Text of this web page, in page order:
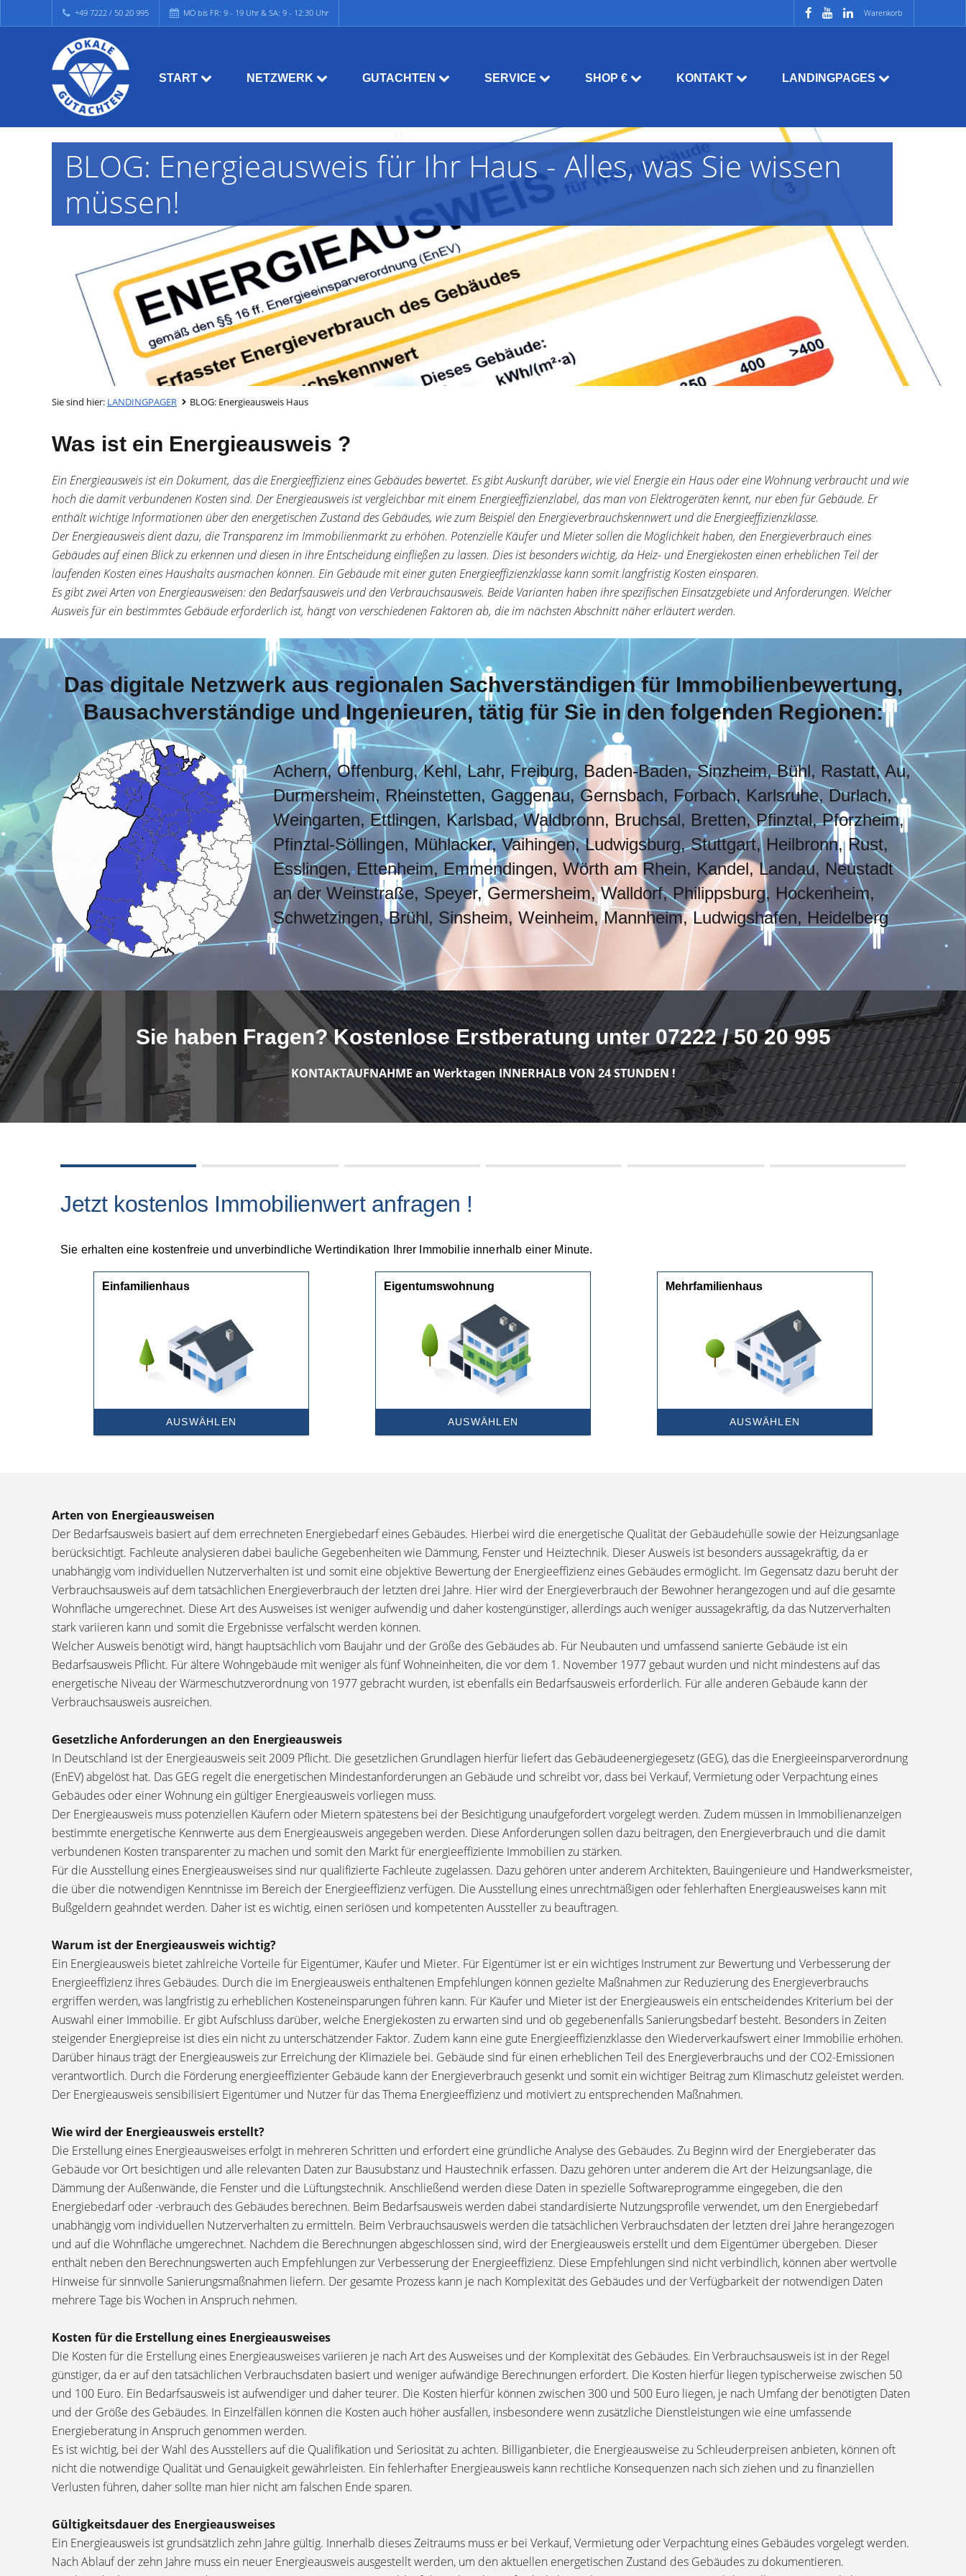
+49 7222 / 50 20 995 MO bis FR: 9 - 19 Uhr & SA: 9 - 12:30 Uhr Warenkorb
START NETZWERK GUTACHTEN SERVICE SHOP € KONTAKT LANDINGPAGES
BLOG: Energieausweis für Ihr Haus - Alles, was Sie wissen
müssen!
Sie sind hier: LANDINGPAGER BLOG: Energieausweis Haus
Was ist ein Energieausweis ?
Ein Energieausweis ist ein Dokument, das die Energieeffizienz eines Gebäudes bewertet. Es gibt Auskunft darüber, wie viel Energie ein Haus oder eine Wohnung verbraucht und wie
hoch die damit verbundenen Kosten sind. Der Energieausweis ist vergleichbar mit einem Energieeffizienzlabel, das man von Elektrogeräten kennt, nur eben für Gebäude. Er
enthält wichtige Informationen über den energetischen Zustand des Gebäudes, wie zum Beispiel den Energieverbrauchskennwert und die Energieeffizienzklasse.
Der Energieausweis dient dazu, die Transparenz im Immobilienmarkt zu erhöhen. Potenzielle Käufer und Mieter sollen die Möglichkeit haben, den Energieverbrauch eines
Gebäudes auf einen Blick zu erkennen und diesen in ihre Entscheidung einfließen zu lassen. Dies ist besonders wichtig, da Heiz- und Energiekosten einen erheblichen Teil der
laufenden Kosten eines Haushalts ausmachen können. Ein Gebäude mit einer guten Energieeffizienzklasse kann somit langfristig Kosten einsparen.
Es gibt zwei Arten von Energieausweisen: den Bedarfsausweis und den Verbrauchsausweis. Beide Varianten haben ihre spezifischen Einsatzgebiete und Anforderungen. Welcher
Ausweis für ein bestimmtes Gebäude erforderlich ist, hängt von verschiedenen Faktoren ab, die im nächsten Abschnitt näher erläutert werden.
Das digitale Netzwerk aus regionalen Sachverständigen für Immobilienbewertung,
Bausachverständige und Ingenieuren, tätig für Sie in den folgenden Regionen:
Achern, Offenburg, Kehl, Lahr, Freiburg, Baden-Baden, Sinzheim, Bühl, Rastatt, Au,
Durmersheim, Rheinstetten, Gaggenau, Gernsbach, Forbach, Karlsruhe, Durlach,
Weingarten, Ettlingen, Karlsbad, Waldbronn, Bruchsal, Bretten, Pfinztal, Pforzheim,
Pfinztal-Söllingen, Mühlacker, Vaihingen, Ludwigsburg, Stuttgart, Heilbronn, Rust,
Esslingen, Ettenheim, Emmendingen, Wörth am Rhein, Kandel, Landau, Neustadt
an der Weinstraße, Speyer, Germersheim, Walldorf, Philippsburg, Hockenheim,
Schwetzingen, Brühl, Sinsheim, Weinheim, Mannheim, Ludwigshafen, Heidelberg
Sie haben Fragen? Kostenlose Erstberatung unter 07222 / 50 20 995
KONTAKTAUFNAHME an Werktagen INNERHALB VON 24 STUNDEN !
Arten von Energieausweisen
Der Bedarfsausweis basiert auf dem errechneten Energiebedarf eines Gebäudes. Hierbei wird die energetische Qualität der Gebäudehülle sowie der Heizungsanlage
berücksichtigt. Fachleute analysieren dabei bauliche Gegebenheiten wie Dämmung, Fenster und Heiztechnik. Dieser Ausweis ist besonders aussagekräftig, da er
unabhängig vom individuellen Nutzerverhalten ist und somit eine objektive Bewertung der Energieeffizienz eines Gebäudes ermöglicht. Im Gegensatz dazu beruht der
Verbrauchsausweis auf dem tatsächlichen Energieverbrauch der letzten drei Jahre. Hier wird der Energieverbrauch der Bewohner herangezogen und auf die gesamte
Wohnfläche umgerechnet. Diese Art des Ausweises ist weniger aufwendig und daher kostengünstiger, allerdings auch weniger aussagekräftig, da das Nutzerverhalten
stark variieren kann und somit die Ergebnisse verfälscht werden können.
Welcher Ausweis benötigt wird, hängt hauptsächlich vom Baujahr und der Größe des Gebäudes ab. Für Neubauten und umfassend sanierte Gebäude ist ein
Bedarfsausweis Pflicht. Für ältere Wohngebäude mit weniger als fünf Wohneinheiten, die vor dem 1. November 1977 gebaut wurden und nicht mindestens auf das
energetische Niveau der Wärmeschutzverordnung von 1977 gebracht wurden, ist ebenfalls ein Bedarfsausweis erforderlich. Für alle anderen Gebäude kann der
Verbrauchsausweis ausreichen.
Gesetzliche Anforderungen an den Energieausweis
In Deutschland ist der Energieausweis seit 2009 Pflicht. Die gesetzlichen Grundlagen hierfür liefert das Gebäudeenergiegesetz (GEG), das die Energieeinsparverordnung
(EnEV) abgelöst hat. Das GEG regelt die energetischen Mindestanforderungen an Gebäude und schreibt vor, dass bei Verkauf, Vermietung oder Verpachtung eines
Gebäudes oder einer Wohnung ein gültiger Energieausweis vorliegen muss.
Der Energieausweis muss potenziellen Käufern oder Mietern spätestens bei der Besichtigung unaufgefordert vorgelegt werden. Zudem müssen in Immobilienanzeigen
bestimmte energetische Kennwerte aus dem Energieausweis angegeben werden. Diese Anforderungen sollen dazu beitragen, den Energieverbrauch und die damit
verbundenen Kosten transparenter zu machen und somit den Markt für energieeffiziente Immobilien zu stärken.
Für die Ausstellung eines Energieausweises sind nur qualifizierte Fachleute zugelassen. Dazu gehören unter anderem Architekten, Bauingenieure und Handwerksmeister,
die über die notwendigen Kenntnisse im Bereich der Energieeffizienz verfügen. Die Ausstellung eines unrechtmäßigen oder fehlerhaften Energieausweises kann mit
Bußgeldern geahndet werden. Daher ist es wichtig, einen seriösen und kompetenten Aussteller zu beauftragen.
Warum ist der Energieausweis wichtig?
Ein Energieausweis bietet zahlreiche Vorteile für Eigentümer, Käufer und Mieter. Für Eigentümer ist er ein wichtiges Instrument zur Bewertung und Verbesserung der
Energieeffizienz ihres Gebäudes. Durch die im Energieausweis enthaltenen Empfehlungen können gezielte Maßnahmen zur Reduzierung des Energieverbrauchs
ergriffen werden, was langfristig zu erheblichen Kosteneinsparungen führen kann. Für Käufer und Mieter ist der Energieausweis ein entscheidendes Kriterium bei der
Auswahl einer Immobilie. Er gibt Aufschluss darüber, welche Energiekosten zu erwarten sind und ob gegebenenfalls Sanierungsbedarf besteht. Besonders in Zeiten
steigender Energiepreise ist dies ein nicht zu unterschätzender Faktor. Zudem kann eine gute Energieeffizienzklasse den Wiederverkaufswert einer Immobilie erhöhen.
Darüber hinaus trägt der Energieausweis zur Erreichung der Klimaziele bei. Gebäude sind für einen erheblichen Teil des Energieverbrauchs und der CO2-Emissionen
verantwortlich. Durch die Förderung energieeffizienter Gebäude kann der Energieverbrauch gesenkt und somit ein wichtiger Beitrag zum Klimaschutz geleistet werden.
Der Energieausweis sensibilisiert Eigentümer und Nutzer für das Thema Energieeffizienz und motiviert zu entsprechenden Maßnahmen.
Wie wird der Energieausweis erstellt?
Die Erstellung eines Energieausweises erfolgt in mehreren Schritten und erfordert eine gründliche Analyse des Gebäudes. Zu Beginn wird der Energieberater das
Gebäude vor Ort besichtigen und alle relevanten Daten zur Bausubstanz und Haustechnik erfassen. Dazu gehören unter anderem die Art der Heizungsanlage, die
Dämmung der Außenwände, die Fenster und die Lüftungstechnik. Anschließend werden diese Daten in spezielle Softwareprogramme eingegeben, die den
Energiebedarf oder -verbrauch des Gebäudes berechnen. Beim Bedarfsausweis werden dabei standardisierte Nutzungsprofile verwendet, um den Energiebedarf
unabhängig vom individuellen Nutzerverhalten zu ermitteln. Beim Verbrauchsausweis werden die tatsächlichen Verbrauchsdaten der letzten drei Jahre herangezogen
und auf die Wohnfläche umgerechnet. Nachdem die Berechnungen abgeschlossen sind, wird der Energieausweis erstellt und dem Eigentümer übergeben. Dieser
enthält neben den Berechnungswerten auch Empfehlungen zur Verbesserung der Energieeffizienz. Diese Empfehlungen sind nicht verbindlich, können aber wertvolle
Hinweise für sinnvolle Sanierungsmaßnahmen liefern. Der gesamte Prozess kann je nach Komplexität des Gebäudes und der Verfügbarkeit der notwendigen Daten
mehrere Tage bis Wochen in Anspruch nehmen.
Kosten für die Erstellung eines Energieausweises
Die Kosten für die Erstellung eines Energieausweises variieren je nach Art des Ausweises und der Komplexität des Gebäudes. Ein Verbrauchsausweis ist in der Regel
günstiger, da er auf den tatsächlichen Verbrauchsdaten basiert und weniger aufwändige Berechnungen erfordert. Die Kosten hierfür liegen typischerweise zwischen 50
und 100 Euro. Ein Bedarfsausweis ist aufwendiger und daher teurer. Die Kosten hierfür können zwischen 300 und 500 Euro liegen, je nach Umfang der benötigten Daten
und der Größe des Gebäudes. In Einzelfällen können die Kosten auch höher ausfallen, insbesondere wenn zusätzliche Dienstleistungen wie eine umfassende
Energieberatung in Anspruch genommen werden.
Es ist wichtig, bei der Wahl des Ausstellers auf die Qualifikation und Seriosität zu achten. Billiganbieter, die Energieausweise zu Schleuderpreisen anbieten, können oft
nicht die notwendige Qualität und Genauigkeit gewährleisten. Ein fehlerhafter Energieausweis kann rechtliche Konsequenzen nach sich ziehen und zu finanziellen
Verlusten führen, daher sollte man hier nicht am falschen Ende sparen.
Gültigkeitsdauer des Energieausweises
Ein Energieausweis ist grundsätzlich zehn Jahre gültig. Innerhalb dieses Zeitraums muss er bei Verkauf, Vermietung oder Verpachtung eines Gebäudes vorgelegt werden.
Nach Ablauf der zehn Jahre muss ein neuer Energieausweis ausgestellt werden, um den aktuellen energetischen Zustand des Gebäudes zu dokumentieren.